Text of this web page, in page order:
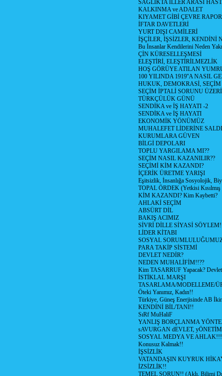
SAĞLIKTA İLLER ARASI
KALKINMA ve ADALET
KIYAMET GİBİ ÇEVRE
İFTAR DAVETLERİ
YURT DIŞI CAMİLERİ
İŞÇİLER, İŞSİZLER, KENDİNİ
Bu İnsanlar Kendilerini Neden
ÇİN KÜRESELLEŞMESİ
ELEŞTİRİ, ELEŞTİRİLMEZLİK
HOŞ GÖRÜYE ATILAN
100 YILINDA 1919''A NASIL
HUKUK, DEMOKRASİ, SEÇİM
SEÇİM İPTALİ SORUNU
TÜRKÇÜLÜK GÜNÜ
SENDİKA ve İŞ HAYATI -2
SENDİKA ve İŞ HAYATI
EKONOMİK YÖNÜMÜZ
MUHALEFET LİDERİNE
KURUMLARA GÜVEN
BİLGİ DEPOLARI
TOPLU YARGILAMA MI??
SEÇİM NASIL KAZANILIR??
SEÇİMİ KİM KAZANDI?
İÇERİK ÜRETME YARIŞI
Eşitsizlik, İnsanlığa Sosyolojik,
TOPAL ÖRDEK (Yetkisi
KİM KAZANDI? Kim Kaybetti?
AHLAKİ SEÇİM
ABSÜRT DİL
BAKIŞ ACIMIZ
SİVRİ DİLLE SİYASİ
LİDER KİTABI
SOSYAL
PARA TAKİP SİSTEMİ
DEVLET NEDİR?
NEDEN MUHALİFİM!!??
Kim TASARRUF Yapacak? Devlet
İSTİKLAL MARŞI
TASARLAMA/MODELLEME/
Öteki Yanımız, Kadın!!
Türkiye, Güneş Enerjisinde AB
KENDİNİ BİL/TANI!!
SıRf MuHaliF
YANLIŞ BORÇLANMA
sAVURGAN dEVLET,
SOSYAL MEDYA VE AHLAK!!!
Konusuz Kalmak!!
İŞSİZLİK
VATANDAŞIN KUYRUK
İZSİZLİK!!
TEMEL SORUN!! (Aklı, Bilimi